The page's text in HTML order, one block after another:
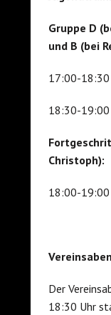
Gruppe D
und B (bei
17:00-18:30
18:30-19:00
Christoph):
18:00-19:00
Der
18:30 Uhr